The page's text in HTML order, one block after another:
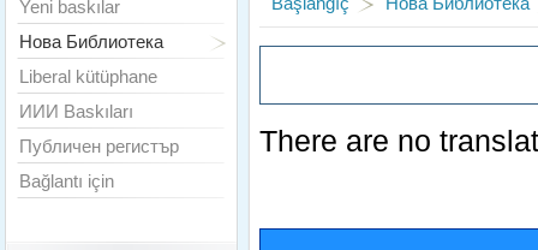
There are no
Yeni baskılar
Нова Библиотека
Liberal kütüphane
ИИИ Baskıları
Публичен регистър
Bağlantı için